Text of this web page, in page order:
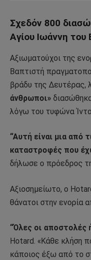
Σχεδόν 800
Αγίου Ιωάννη του
Αξιωματούχοι της
Βαπτιστή
βράδυ της Δευτέρας,
άνθρωποι»
λόγω του τυφώνα Ίντα
“Αυτή είναι μια από
καταστροφές που
δήλωσε ο πρόεδρος
Αξιοσημείωτο, ο
θάνατοι στην ενορία
“Όλες οι αποστολές
Hotard. «Κάθε κλήση
κάποιος έξω από το